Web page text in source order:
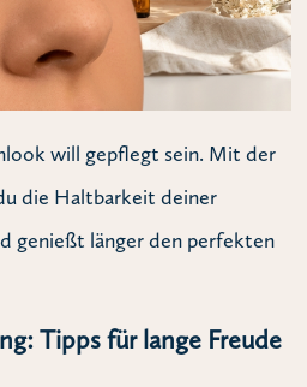
will gepflegt sein. Mit der
die Haltbarkeit deiner
genießt länger den perfekten
Tipps für lange Freude